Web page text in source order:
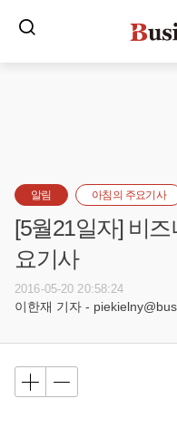
알림 아침의 주요기사
[5월21일자] 비
요기사
2016-05-20 20:58:24
이한재 기자 -